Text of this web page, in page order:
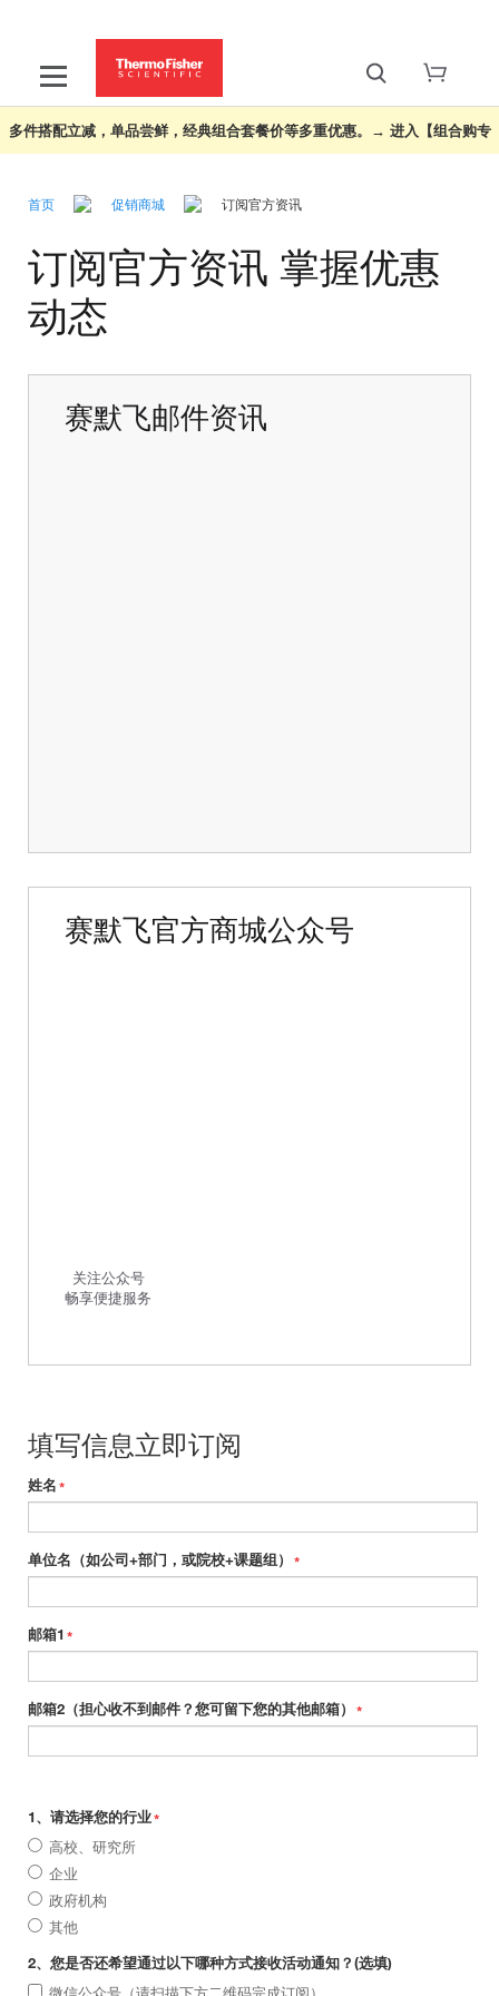
多件搭配立减，单品尝鲜，经典组合套餐价等多重优惠。→ 进入【组合购专
首页 促销商城 订阅官方资讯
订阅官方资讯 掌握优惠
动态
赛默飞邮件资讯
赛默飞官方商城公众号
关注公众号
畅享便捷服务
填写信息立即订阅
姓名*
单位名（如公司+部门，或院校+课题组） *
邮箱1 *
邮箱2（担心收不到邮件？您可留下您的其他邮箱） *
1、请选择您的行业*
高校、研究所
企业
政府机构
其他
2、您是否还希望通过以下哪种方式接收活动通知？(选填)